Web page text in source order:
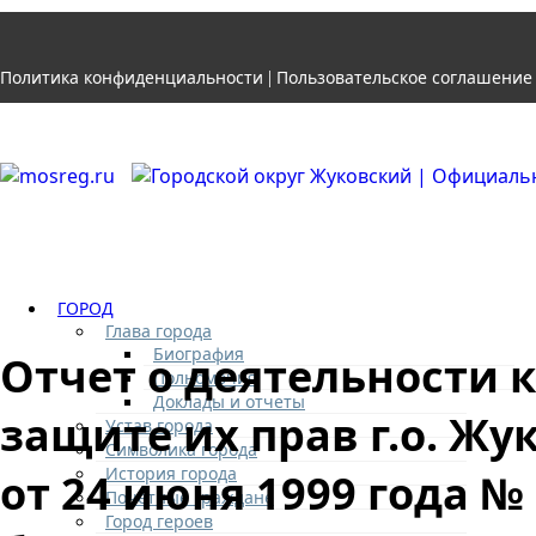
Политика конфиденциальности | Пользовательское соглашение
ГОРОД
Глава города
Биография
Полномочия
Доклады и отчеты
Устав города
Символика города
История города
Почетные граждане
Город героев
Отчет о
защите их прав г.о.
от 24 июня 1999 года